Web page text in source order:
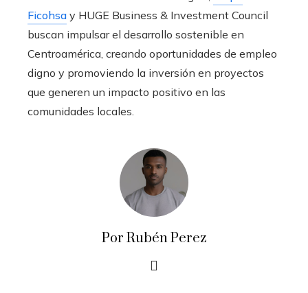
Ficohsa y HUGE Business & Investment Council
buscan impulsar el desarrollo sostenible en
Centroamérica, creando oportunidades de empleo
digno y promoviendo la inversión en proyectos
que generen un impacto positivo en las
comunidades locales.
Por Rubén Perez